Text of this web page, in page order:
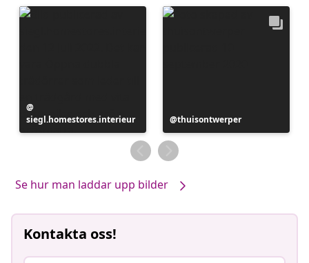
publicerat
av
siegl.homestores.interieur
Inlägg
publicerat
av
thuisontwerper
Se hur man laddar upp bilder
Kontakta oss!